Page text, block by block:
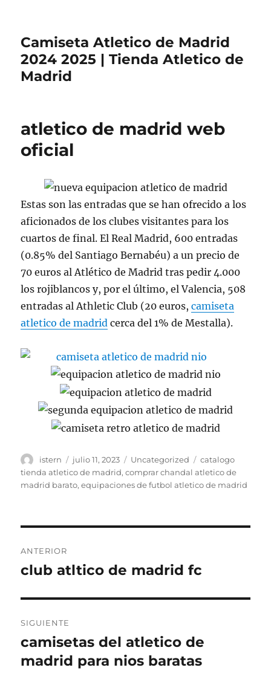
Camiseta Atletico de Madrid
2024 2025 | Tienda Atletico de
Madrid
atletico de madrid web
oficial
Estas son las entradas que se han ofrecido a los
aficionados de los clubes visitantes para los
cuartos de final. El Real Madrid, 600 entradas
(0.85% del Santiago Bernabéu) a un precio de
70 euros al Atlético de Madrid tras pedir 4.000
los rojiblancos y, por el último, el Valencia, 508
entradas al Athletic Club (20 euros,camiseta
atletico de madrid cerca del 1% de Mestalla).
Autor
istern
Publicado
el
julio 11, 2023 Categorías
Uncategorized Etiquetas
catalogo
tienda atletico de madrid,comprar chandal atletico de
madrid barato,equipaciones de futbol atletico de madrid
de
ANTERIOR
Entrada
club atltico de madrid fc
SIGUIENTE
Entrada
siguiente:
camisetas del atletico de
madrid para nios baratas